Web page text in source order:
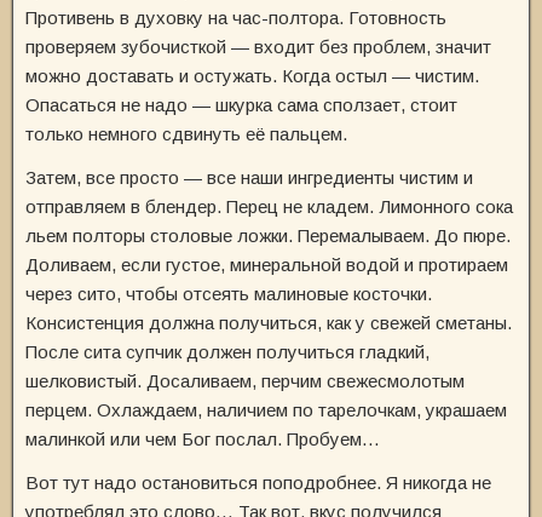
Противень в духовку на час-полтора. Готовность
проверяем зубочисткой — входит без проблем, значит
можно доставать и остужать. Когда остыл — чистим.
Опасаться не надо — шкурка сама сползает, стоит
только немного сдвинуть её пальцем.
Затем, все просто — все наши ингредиенты чистим и
отправляем в блендер. Перец не кладем. Лимонного сока
льем полторы столовые ложки. Перемалываем. До пюре.
Доливаем, если густое, минеральной водой и протираем
через сито, чтобы отсеять малиновые косточки.
Консистенция должна получиться, как у свежей сметаны.
После сита супчик должен получиться гладкий,
шелковистый. Досаливаем, перчим свежесмолотым
перцем. Охлаждаем, наличием по тарелочкам, украшаем
малинкой или чем Бог послал. Пробуем…
Вот тут надо остановиться поподробнее. Я никогда не
употреблял это слово… Так вот, вкус получился